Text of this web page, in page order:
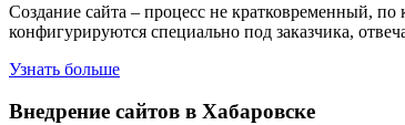
Создание сайта – процесс не кратковременный,
конфигурируются специально под заказчика,
Узнать больше
Внедрение сайтов в Хабаровске